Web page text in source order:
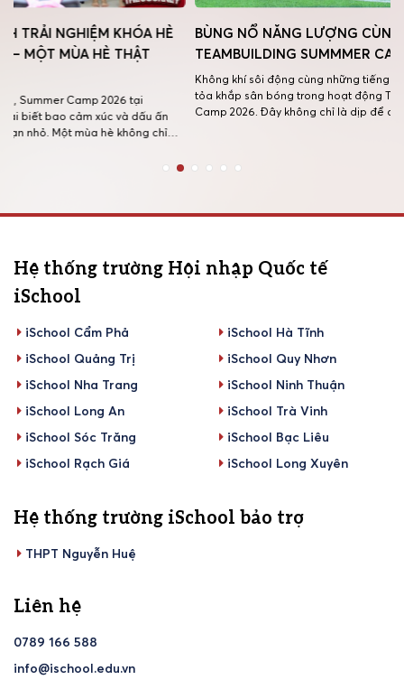
BÙNG NỔ NĂNG LƯỢNG CÙNG
TEAMBUILDING SUMMMER CAMP 2026
Không khí sôi động cùng những tiếng cười giòn giã đã lan
tỏa khắp sân bóng trong hoạt động Teambuilding Summer
Camp 2026. Đây không chỉ là dịp để các bạn nhỏ vui chơi
mà còn là cơ hội để rèn luyện tinh thần đồng đội, sự tự tin
Tiếng
háo hức
Hệ thống trường Hội nhập Quốc tế
iSchool
iSchool Cẩm Phả
iSchool Hà Tĩnh
iSchool Quảng Trị
iSchool Quy Nhơn
iSchool Nha Trang
iSchool Ninh Thuận
iSchool Long An
iSchool Trà Vinh
iSchool Sóc Trăng
iSchool Bạc Liêu
iSchool Rạch Giá
iSchool Long Xuyên
Hệ thống trường iSchool bảo trợ
THPT Nguyễn Huệ
Liên hệ
0789 166 588
info@ischool.edu.vn